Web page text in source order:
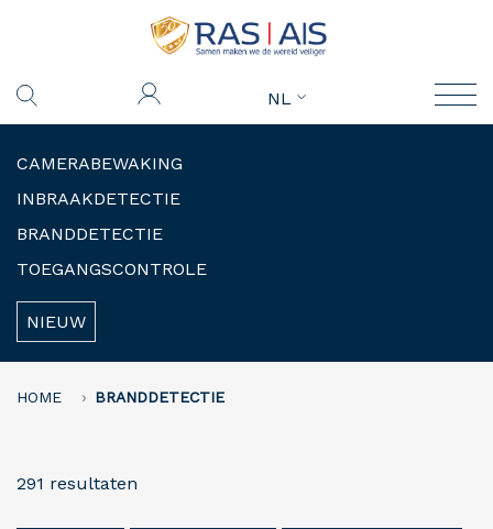
NL
CAMERABEWAKING
INBRAAKDETECTIE
BRANDDETECTIE
TOEGANGSCONTROLE
NIEUW
HOME BRANDDETECTIE
291 resultaten